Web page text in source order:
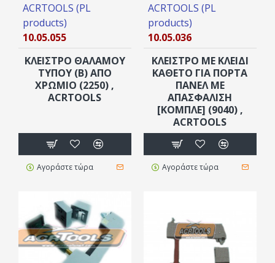
ACRTOOLS (PL
products)
10.05.055
ΚΛΕΙΣΤΡΟ ΘΑΛΑΜΟΥ
ΤΥΠΟΥ (Β) ΑΠΟ
ΧΡΩΜΙΟ (2250) ,
ACRTOOLS
Αγοράστε τώρα
ACRTOOLS (PL
products)
10.05.036
ΚΛΕΙΣΤΡΟ ΜΕ ΚΛΕΙΔΙ
ΚΑΘΕΤΟ ΓΙΑ ΠΟΡΤΑ
ΠΑΝΕΛ ΜΕ
ΑΠΑΣΦΑΛΙΣΗ
[ΚΟΜΠΛΕ] (9040) ,
ACRTOOLS
Αγοράστε τώρα